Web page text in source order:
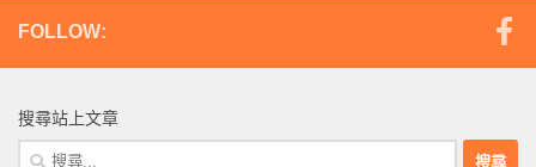
FOLLOW:
搜尋站上文章
搜